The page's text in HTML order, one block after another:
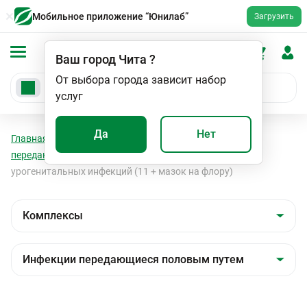
Мобильное приложение “Юнилаб” Загрузить
Ваш город Чита ?
От выбора города зависит набор
услуг
Да Нет
Главная Анализы
Инфекции
передающиеся половым путем
Диагностика
урогенитальных инфекций (11 + мазок на флору)